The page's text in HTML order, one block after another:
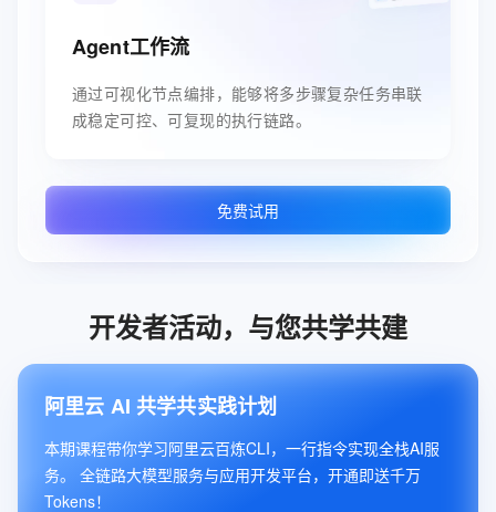
Agent工作流
通过可视化节点编排，能够将多步骤复杂任务串联
成稳定可控、可复现的执行链路。
免费试用
开发者活动，与您共学共建
阿里云 AI 共学共实践计划
本期课程带你学习阿里云百炼CLI，一行指令实现全栈AI服
务。 全链路大模型服务与应用开发平台，开通即送千万
Tokens！